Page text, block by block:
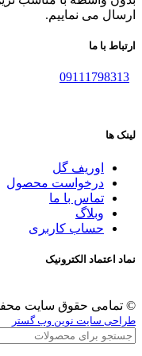
ارسال می نماییم.
ارتباط با ما
09111798313
لینک ها
اوریف گل
درخواست محصول
تماس با ما
وبلاگ
حساب کاربری
نماد اعتماد الکترونیک
© تمامی حقوق سایت
طراحی سایت نوین وب گستر